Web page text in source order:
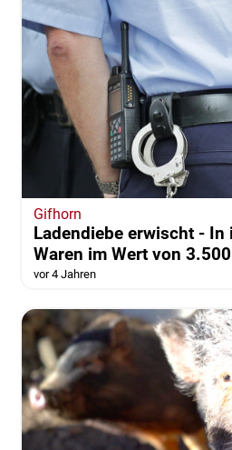
Gifhorn
Ladendiebe erwischt - In
Waren im Wert von
vor 4 Jahren